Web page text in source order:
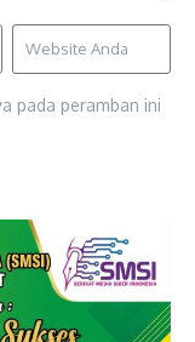
pada peramban ini